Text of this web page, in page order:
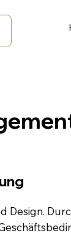
Design.